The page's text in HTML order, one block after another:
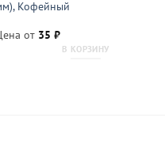
Кофейный
от 35 ₽
В КОРЗИНУ